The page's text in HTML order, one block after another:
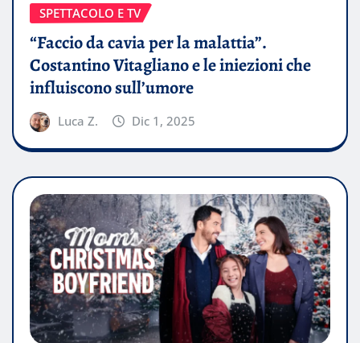
SPETTACOLO E TV
“Faccio da cavia per la malattia”.
Costantino Vitagliano e le iniezioni che
influiscono sull’umore
Luca Z. Dic 1, 2025